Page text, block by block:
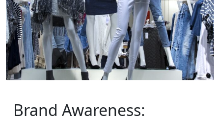
Brand Awareness: